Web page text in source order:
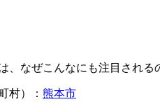
、なぜこんなにも注目され
村）： 熊本市